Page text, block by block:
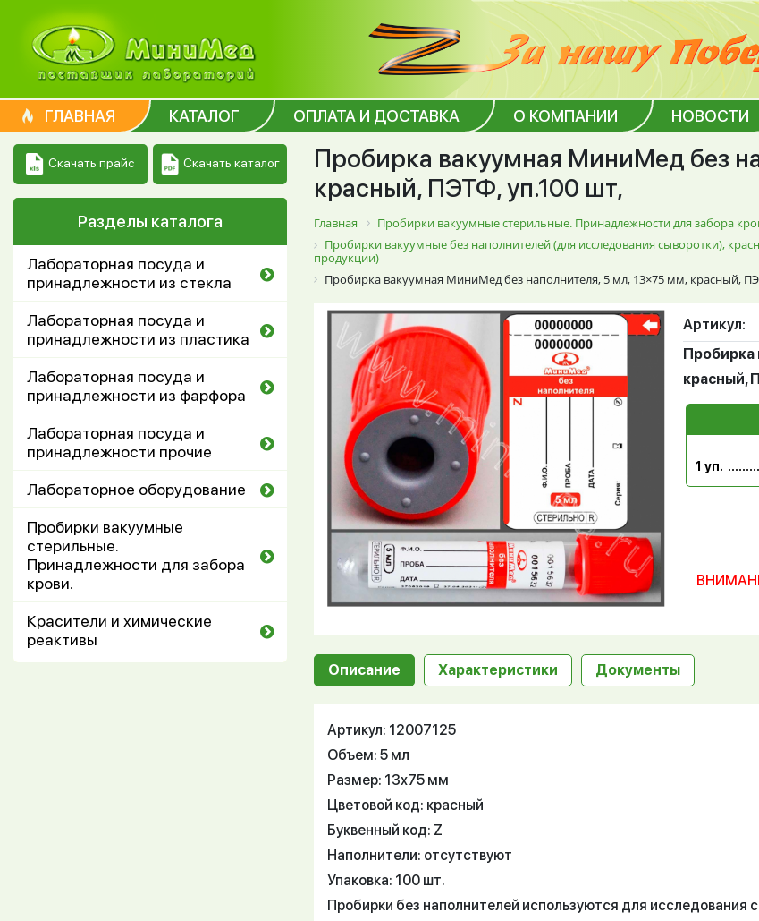
ГЛАВНАЯ КАТАЛОГ ОПЛАТА И ДОСТАВКА О КОМПАНИИ НОВОСТИ
Скачать прайс Скачать каталог
Разделы каталога
Лабораторная посуда и
принадлежности из стекла
Лабораторная посуда и
принадлежности из пластика
Лабораторная посуда и
принадлежности из фарфора
Лабораторная посуда и
принадлежности прочие
Лабораторное оборудование
Пробирки вакуумные
стерильные.
Принадлежности для забора
крови.
Красители и химические
реактивы
Пробирка вакуумная МиниМед без
красный, ПЭТФ, уп.100 шт,
Главная Пробирки вакуумные стерильные. Принадлежности для забора
Пробирки вакуумные без наполнителей (для исследования сыворотки),
продукции)
Пробирка вакуумная МиниМед без наполнителя, 5 мл, 13×75 мм, красный,
Артикул:
Пробирка
красный,
1 уп.
Описание Характеристики Документы
Артикул: 12007125
Объем: 5 мл
Размер: 13х75 мм
Цветовой код: красный
Буквенный код: Z
Наполнители: отсутствуют
Упаковка: 100 шт.
Пробирки без наполнителей используются для исследования